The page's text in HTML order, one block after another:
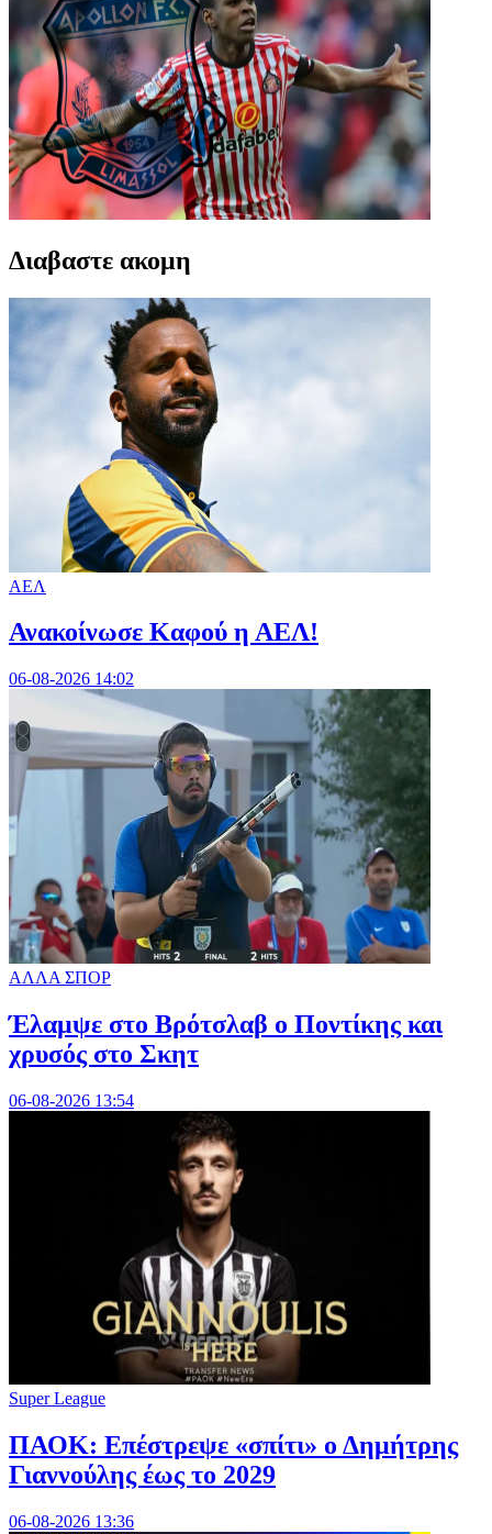
Διαβαστε ακομη
ΑΕΛ
Ανακοίνωσε Καφού η ΑΕΛ!
06-08-2026 14:02
ΑΛΛΑ ΣΠΟΡ
Έλαμψε στο Βρότσλαβ ο Ποντίκης και
χρυσός στο Σκητ
06-08-2026 13:54
Super League
ΠΑΟΚ: Επέστρεψε «σπίτι» ο Δημήτρης
Γιαννούλης έως το 2029
06-08-2026 13:36